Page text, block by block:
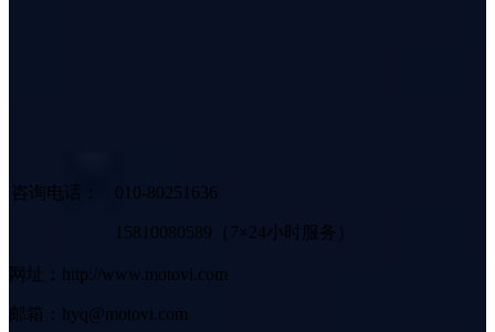
咨询电话： 010-80251636
15810080589（7×24小时服务）
网址：http://www.motovi.com
邮箱：hyq@motovi.com